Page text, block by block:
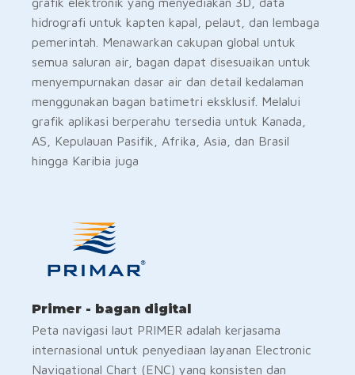
hidrografi untuk kapten kapal, pelaut, dan lembaga
pemerintah. Menawarkan cakupan global untuk
semua saluran air, bagan dapat disesuaikan untuk
menyempurnakan dasar air dan detail kedalaman
menggunakan bagan batimetri eksklusif. Melalui
grafik aplikasi berperahu tersedia untuk Kanada,
AS, Kepulauan Pasifik, Afrika, Asia, dan Brasil
hingga Karibia juga
Primer - bagan digital
Peta navigasi laut PRIMER adalah kerjasama
internasional untuk penyediaan layanan Electronic
Navigational Chart (ENC) yang konsisten dan